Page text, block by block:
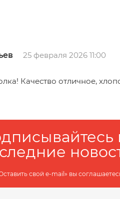
25 февраля 2026 11:00
Качество отличное,
свой e-mail» вы